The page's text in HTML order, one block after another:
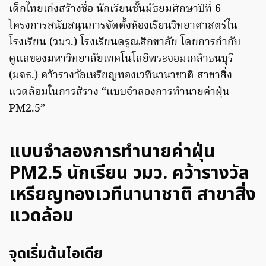
เด็กไทยเก่งสร้างชื่อ นักเรียนชั้นมัธยมศึกษาปีที่ 6
โครงการสนับสนุนการจัดตั้งห้องเรียนวิทยาศาสตร์ใน
โรงเรียน (วมว.) โรงเรียนดรุณสิกขาลัย โดยการกำกับ
ดูแลของมหาวิทยาลัยเทคโนโลยีพระจอมเกล้าธนบุรี
(มจธ.) คว้ารางวัลเหรียญทองเวทีนานาชาติ สาขาสิ่ง
แวดล้อมในการส้ราง “แบบจำลองการทำนายค่าฝุ่น
PM2.5”
แบบจำลองการทำนายค่าฝุ่น
PM2.5 นักเรียน วมว. คว้ารางวัล
เหรียญทองเวทีนานาชาติ สาขาสิ่ง
แวดล้อม
จุดเริ่มต้นไอเดีย